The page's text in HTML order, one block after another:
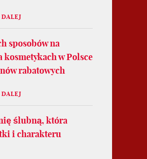
DALEJ
sposobów na
kosmetykach w Polsce
rabatowych
DALEJ
ślubną, która
i charakteru